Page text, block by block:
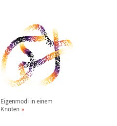
Eigenmodi in einem
Knoten